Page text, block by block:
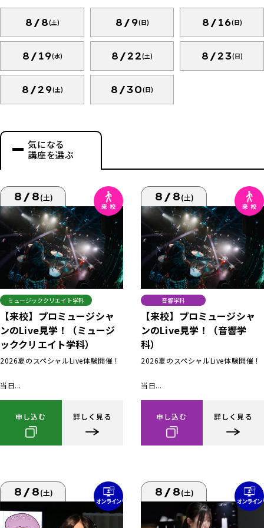
8/8(土) 8/9(日) 8/16(日)
8/19(水) 8/22(土) 8/23(日)
8/29(土) 8/30(日)
気になる
講座を選ぶ
8/8(土)
ミュージッククリエイト学科
【来校】プロミュージシャ
ンのLive見学！（ミュージ
ッククリエイト学科）
2026夏のスペシャルLive体験開催！
当日...
申し込む 詳しく見る
8/8(土)
音響学科
【来校】プロミュージシャ
ンのLive見学！（音響学
科）
2026夏のスペシャルLive体験開催！
当日...
申し込む 詳しく見る
8/8(土) 8/8(土)